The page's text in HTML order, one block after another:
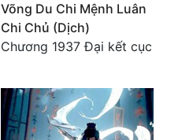
Võng Du Chi Mệnh Luân
Chi Chủ (Dịch)
Chương 1937 Đại kết cục